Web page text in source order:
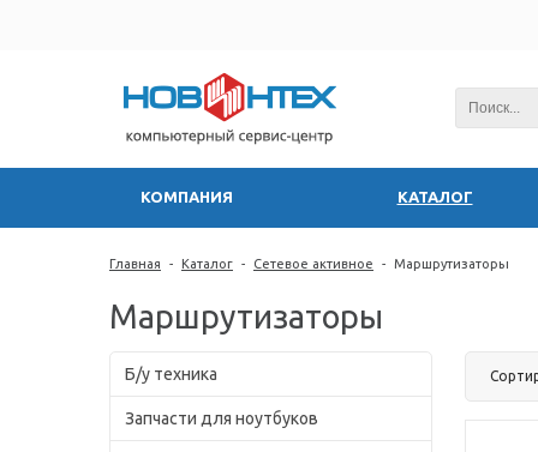
КОМПАНИЯ КАТАЛОГ
Главная - Каталог - Сетевое активное - Маршрутизаторы
Маршрутизаторы
Б/у техника
Запчасти для ноутбуков